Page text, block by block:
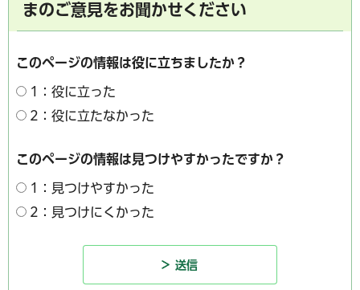
まのご意見をお聞かせください
このページの情報は役に立ちましたか？
1：役に立った
2：役に立たなかった
このページの情報は見つけやすかったですか？
1：見つけやすかった
2：見つけにくかった